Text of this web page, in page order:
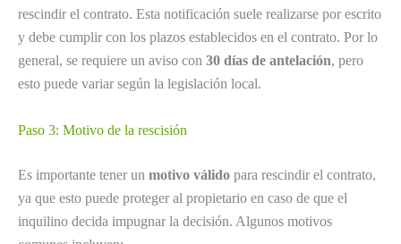
rescindir el contrato. Esta notificación suele realizarse por escrito
y debe cumplir con los plazos establecidos en el contrato. Por lo
general, se requiere un aviso con 30 días de antelación, pero
esto puede variar según la legislación local.
Paso 3: Motivo de la rescisión
Es importante tener un motivo válido para rescindir el contrato,
ya que esto puede proteger al propietario en caso de que el
inquilino decida impugnar la decisión. Algunos motivos